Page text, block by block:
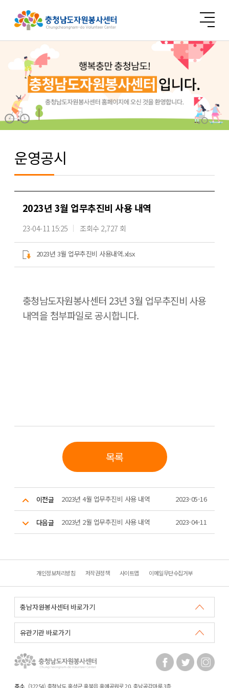
운영공시
2023년 3월 업무추진비 사용 내역
23-04-11 15:25 조회수 2,727 회
2023년 3월 업무추진비 사용내역.xlsx
충청남도자원봉사센터 23년 3월 업무추진비 사용
내역을 첨부파일로 공시합니다.
목록
이전글 2023년 4월 업무추진비 사용 내역 2023-05-16
다음글 2023년 2월 업무추진비 사용 내역 2023-04-11
개인정보처리방침 저작권정책 사이트맵 이메일무단수집거부
주소 (32254) 충청남도 홍성군 홍북읍 홍예공원로 20. 충남공감마루 3층